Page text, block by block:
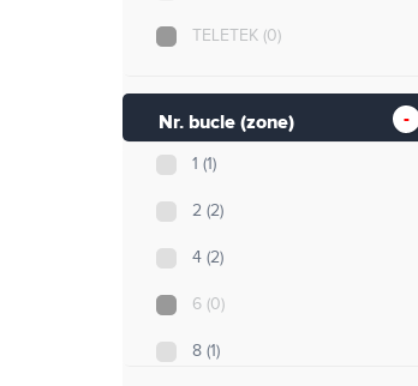
TELETEK (0)
Nr. bucle (zone)
1 (1)
2 (2)
4 (2)
6 (0)
8 (1)